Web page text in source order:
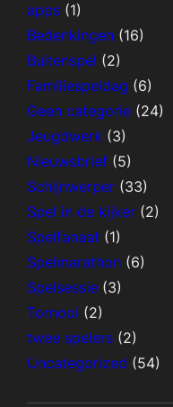
apps (1)
Bedenkingen (16)
Buitenspel (2)
Familiespeldag (6)
Geen categorie (24)
Jeugdwerk (3)
Nieuwsbrief (5)
Schijnwerper (33)
Spel in de kijker (2)
Spelfanaat (1)
Spelmarathon (6)
Spelsessie (3)
Tornooi (2)
twee spelers (2)
Uncategorized (54)